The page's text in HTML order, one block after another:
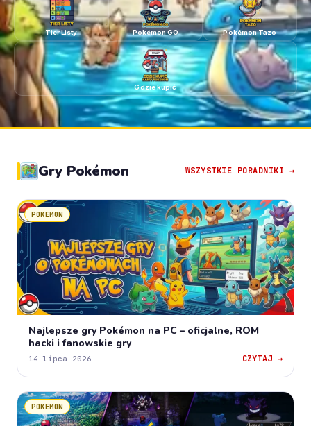
Tier Listy Pokémon GO Pokémon Tazo
Gdzie kupić
Gry Pokémon WSZYSTKIE PORADNIKI →
POKEMON
Najlepsze gry Pokémon na PC – oficjalne, ROM
hacki i fanowskie gry
14 lipca 2026 CZYTAJ →
POKEMON